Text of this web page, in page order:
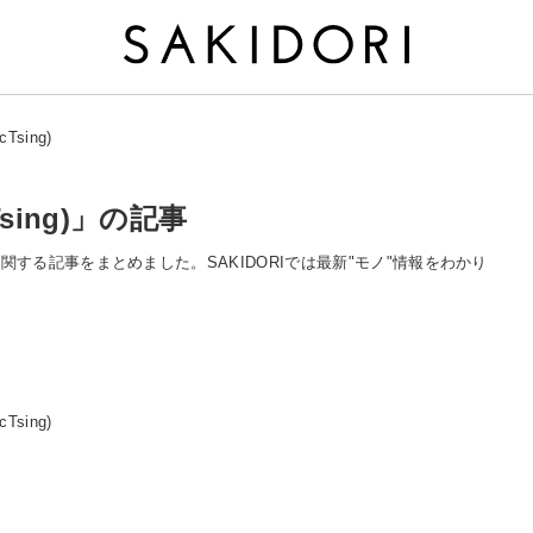
」の記事
する記事をまとめました。SAKIDORIでは最新"モノ"情報をわかり